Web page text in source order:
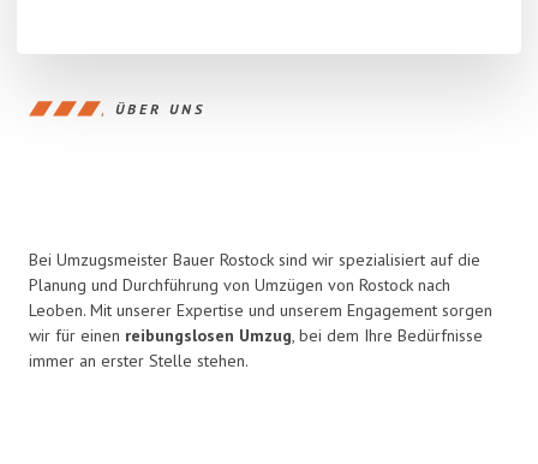
ÜBER UNS
Bei Umzugsmeister Bauer Rostock sind wir spezialisiert auf die
Planung und Durchführung von Umzügen von Rostock nach
Leoben. Mit unserer Expertise und unserem Engagement sorgen
wir für einen reibungslosen Umzug, bei dem Ihre Bedürfnisse
immer an erster Stelle stehen.